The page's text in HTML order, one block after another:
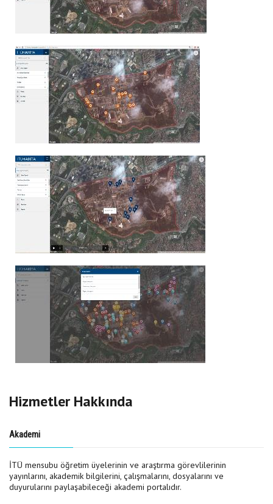
Hizmetler Hakkında
Akademi
İTÜ mensubu öğretim üyelerinin ve araştırma görevlilerinin
yayınlarını, akademik bilgilerini, çalışmalarını, dosyalarını ve
duyurularını paylaşabileceği akademi portalıdır.